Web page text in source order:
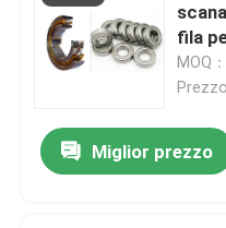
fila
MOQ
Miglior prezzo